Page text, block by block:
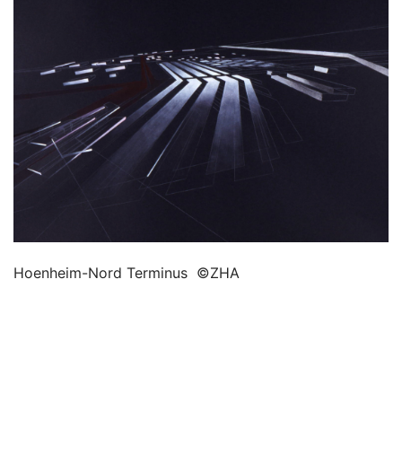
Hoenheim-Nord Terminus  ©ZHA